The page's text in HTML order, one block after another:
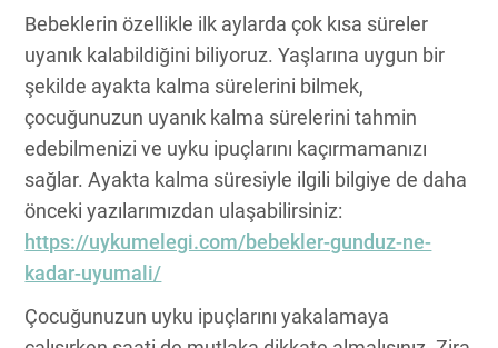
Bebeklerin özellikle ilk aylarda çok kısa süreler
uyanık kalabildiğini biliyoruz. Yaşlarına uygun bir
şekilde ayakta kalma sürelerini bilmek,
çocuğunuzun uyanık kalma sürelerini tahmin
edebilmenizi ve uyku ipuçlarını kaçırmamanızı
sağlar. Ayakta kalma süresiyle ilgili bilgiye de daha
önceki yazılarımızdan ulaşabilirsiniz:
https://uykumelegi.com/bebekler-gunduz-ne-
kadar-uyumali/
Çocuğunuzun uyku ipuçlarını yakalamaya